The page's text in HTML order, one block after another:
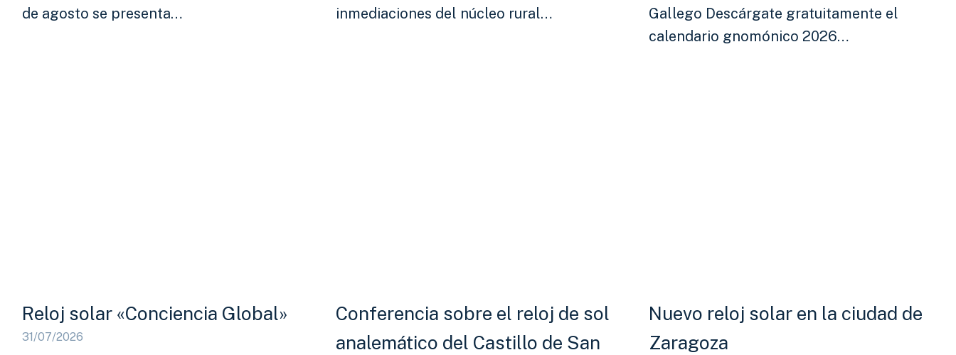
de agosto se presenta…
inmediaciones del núcleo rural…
Gallego Descárgate gratuitamente el
calendario gnomónico 2026…
Reloj solar «Conciencia Global»
31/07/2026
Conferencia sobre el reloj de sol
analemático del Castillo de San
Nuevo reloj solar en la ciudad de
Zaragoza